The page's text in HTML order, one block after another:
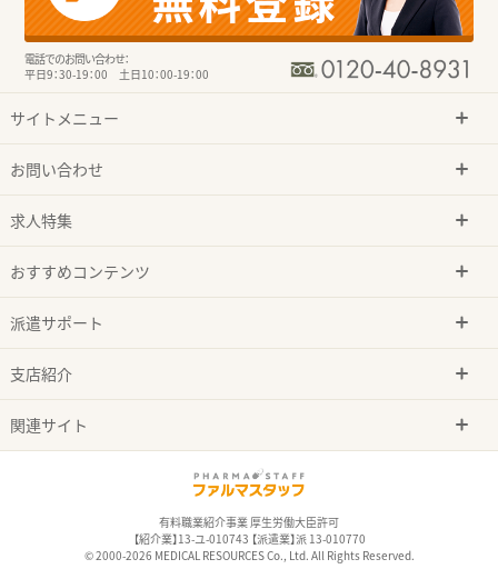
電話でのお問い合わせ：
平日9：30-19：00 土日10：00-19：00
サイトメニュー
お問い合わせ
求人特集
おすすめコンテンツ
派遣サポート
支店紹介
関連サイト
有料職業紹介事業 厚生労働大臣許可
【紹介業】13-ユ-010743 【派遣業】派 13-010770
© 2000-2026 MEDICAL RESOURCES Co., Ltd. All Rights Reserved.